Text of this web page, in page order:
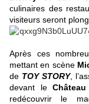
culinaires des
visiteurs seront
Après ces
mettant en scène
de TOY STORY,
devant le
redécouvrir le